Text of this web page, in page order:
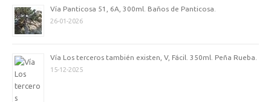
Vía Panticosa 51, 6A, 300ml. Baños de Panticosa.
26-01-2026
Vía Los terceros también existen, V, Fácil. 350ml. Peña Rueba.
15-12-2025